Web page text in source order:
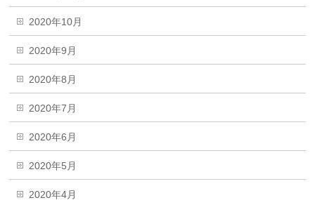
2020年10月
2020年9月
2020年8月
2020年7月
2020年6月
2020年5月
2020年4月